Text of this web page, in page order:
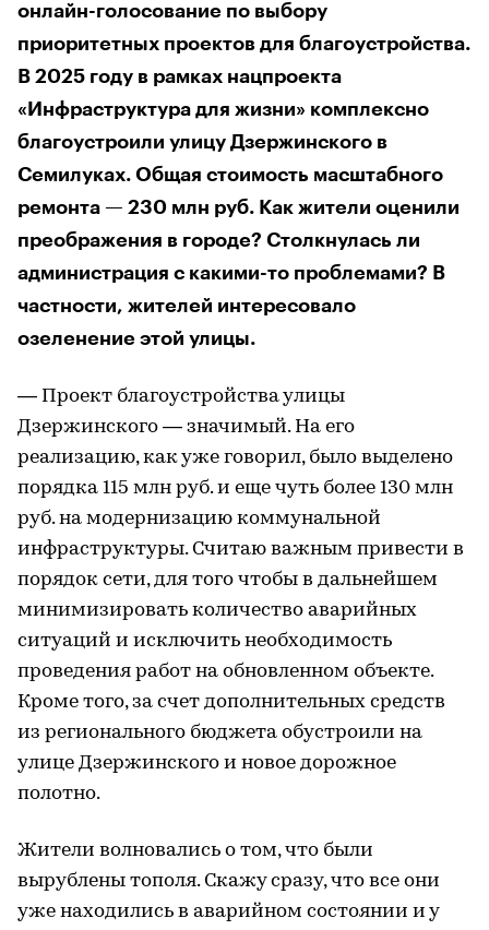
онлайн-голосование по выбору
приоритетных проектов для благоустройства.
В 2025 году в рамках нацпроекта
«Инфраструктура для жизни» комплексно
благоустроили улицу Дзержинского в
Семилуках. Общая стоимость масштабного
ремонта — 230 млн руб. Как жители оценили
преображения в городе? Столкнулась ли
администрация с какими-то проблемами? В
частности, жителей интересовало
озеленение этой улицы.
— Проект благоустройства улицы
Дзержинского — значимый. На его
реализацию, как уже говорил, было выделено
порядка 115 млн руб. и еще чуть более 130 млн
руб. на модернизацию коммунальной
инфраструктуры. Считаю важным привести в
порядок сети, для того чтобы в дальнейшем
минимизировать количество аварийных
ситуаций и исключить необходимость
проведения работ на обновленном объекте.
Кроме того, за счет дополнительных средств
из регионального бюджета обустроили на
улице Дзержинского и новое дорожное
полотно.
Жители волновались о том, что были
вырублены тополя. Скажу сразу, что все они
уже находились в аварийном состоянии и у